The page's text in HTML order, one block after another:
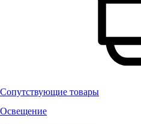
Сопутствующие товары
Освещение